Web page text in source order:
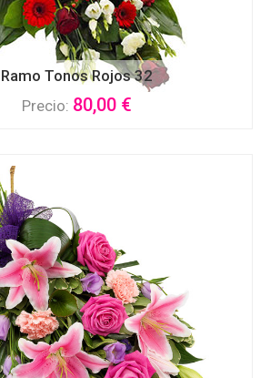
Ramo Tonos Rojos 32
Precio: 80,00 €